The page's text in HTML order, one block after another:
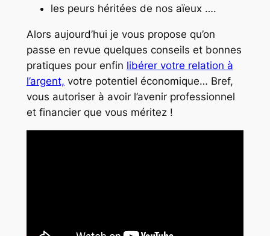
les peurs héritées de nos aïeux ….
Alors aujourd’hui je vous propose qu’on
passe en revue quelques conseils et bonnes
pratiques pour enfin libérer votre relation à
l’argent, votre potentiel économique… Bref,
vous autoriser à avoir l’avenir professionnel
et financier que vous méritez !